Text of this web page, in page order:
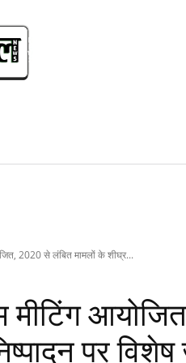
2020 से लंबित मामलों के शीघ्र...
मीटिंग
पर विशेष